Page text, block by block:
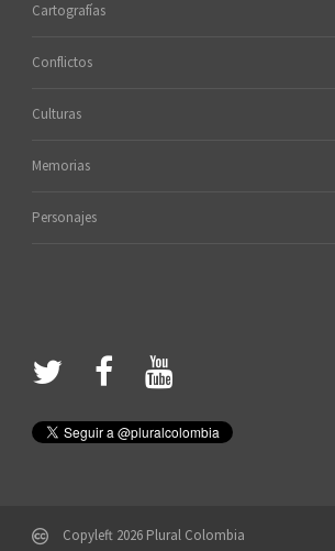
Cartografías
Conflictos
Culturas
Memorias
Personajes
Copyleft 2026 Plural Colombia